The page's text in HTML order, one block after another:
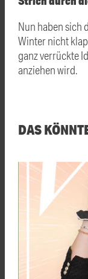
Nun haben sich
Winter nicht
ganz verrückte
anziehen wird.
DAS